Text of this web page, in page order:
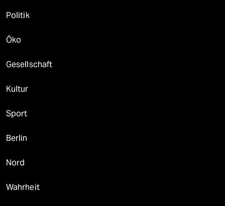
Politik
Öko
Gesellschaft
Kultur
Sport
Berlin
Nord
Wahrheit